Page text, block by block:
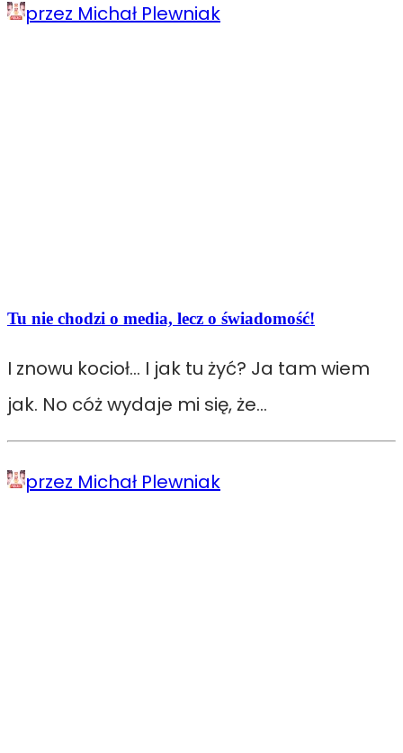
przez Michał Plewniak
Tu nie chodzi o media, lecz o świadomość!
I znowu kocioł… I jak tu żyć? Ja tam wiem
jak. No cóż wydaje mi się, że…
przez Michał Plewniak